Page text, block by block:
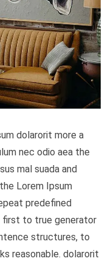
dolarorit more a
nec odio aea the
mal suada and
Lorem Ipsum
predefined
first to true generator
structures, to
reasonable. dolarorit